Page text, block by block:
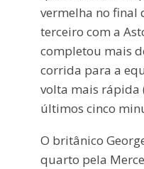
vermelha no final
terceiro com a
completou mais
corrida para a
volta mais rápida
últimos cinco
O britânico
quarto pela